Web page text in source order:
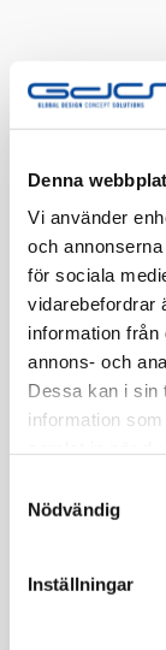
Denna
Vi använder
och
för sociala
vidarebefordrar
information från
annons- och
Dessa kan i sin
information
Nödvändig
Inställningar
Adapter
16A/
Artnr:
EAN-kod:
Tillv. Artnr: